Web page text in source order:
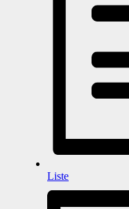
Liste